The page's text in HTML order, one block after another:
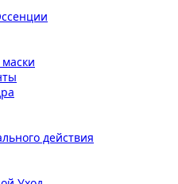
действия